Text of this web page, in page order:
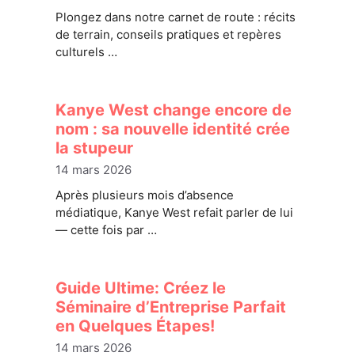
Plongez dans notre carnet de route : récits
de terrain, conseils pratiques et repères
culturels …
Kanye West change encore de
nom : sa nouvelle identité crée
la stupeur
14 mars 2026
Après plusieurs mois d’absence
médiatique, Kanye West refait parler de lui
— cette fois par …
Guide Ultime: Créez le
Séminaire d’Entreprise Parfait
en Quelques Étapes!
14 mars 2026